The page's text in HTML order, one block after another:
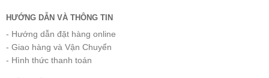
HƯỚNG DẪN VÀ THÔNG TIN
- Hướng dẫn đặt hàng online
- Giao hàng và Vận Chuyển
- Hình thức thanh toán